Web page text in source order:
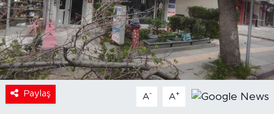
Paylaş A- A+